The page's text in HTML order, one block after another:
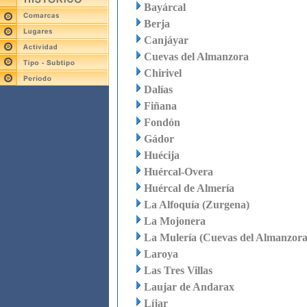
Bayárcal
Berja
Canjáyar
Cuevas del Almanzora
Chirivel
Dalías
Fiñana
Fondón
Gádor
Huécija
Huércal-Overa
Huércal de Almería
La Alfoquía (Zurgena)
La Mojonera
La Mulería (Cuevas del
Laroya
Las Tres Villas
Laujar de Andarax
Líjar